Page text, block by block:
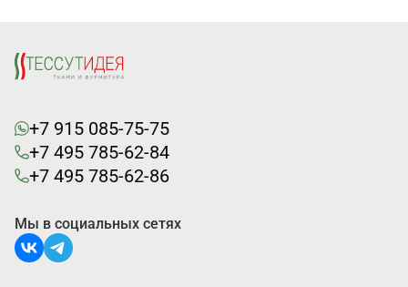
+7 915 085-75-75
+7 495 785-62-84
+7 495 785-62-86
Мы в социальных сетях